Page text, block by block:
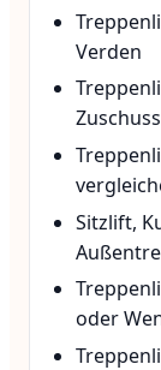
Verden
Sitzlift,
oder